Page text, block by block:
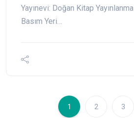
Yayınevi: Doğan Kitap
Basım Yeri…
1 2 3